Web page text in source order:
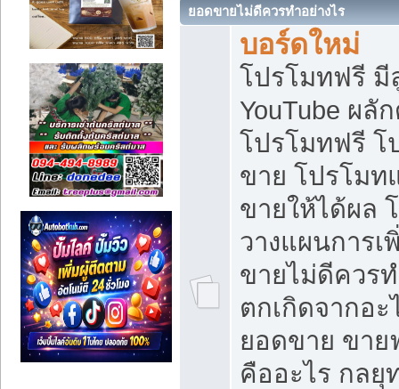
ยอดขายไม่ดีควรทำอย่างไร
บอร์ดใหม่
โปรโมทฟรี มี
YouTube ผลั
โปรโมทฟรี โ
ขาย โปรโมท
ขายให้ได้ผล
วางแผนการ
ขายไม่ดีควร
ตกเกิดจากอะ
ยอดขาย ขาย
คืออะไร กลยุ